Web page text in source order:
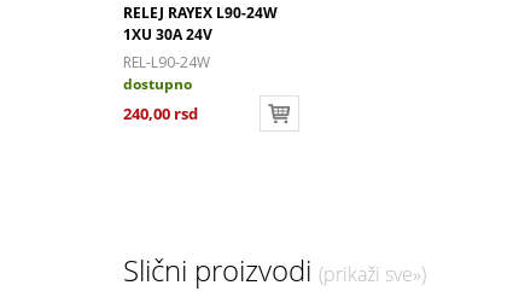
RELEJ RAYEX L90-24W
1XU 30A 24V
REL-L90-24W
dostupno
240,00 rsd
Slični proizvodi (prikaži sve»)